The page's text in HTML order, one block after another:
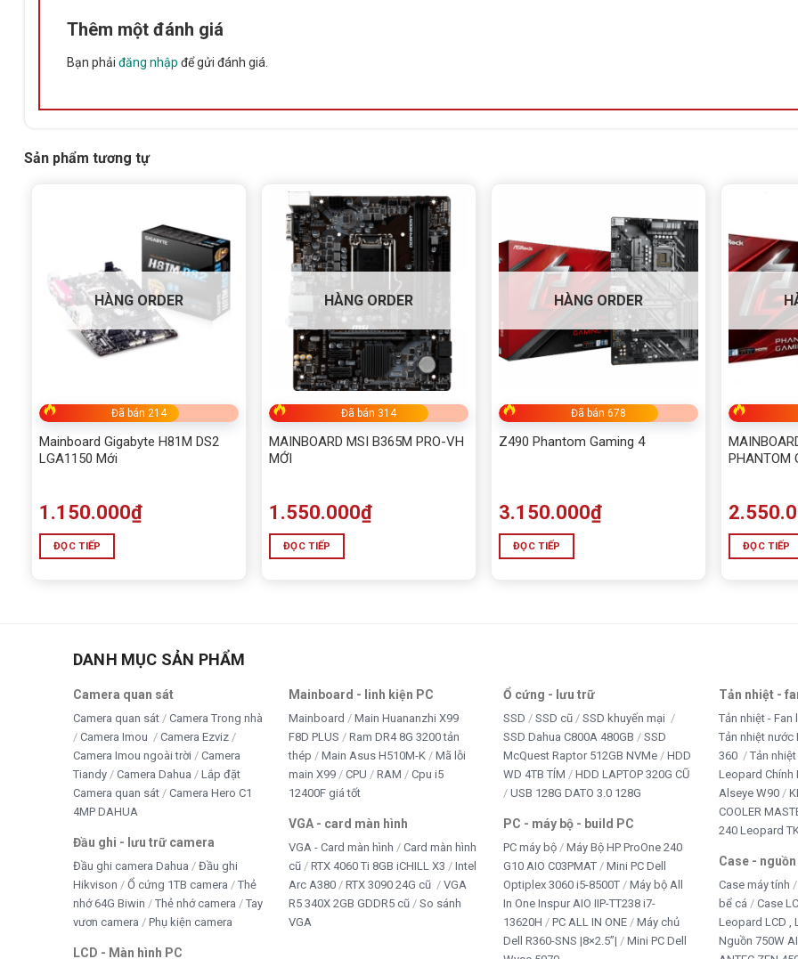
Thêm một đánh giá
Bạn phải đăng nhập để gửi đánh giá.
Sản phẩm tương tự
HÀNG ORDER
Đã bán 214
Mainboard Gigabyte H81M DS2
LGA1150 Mới
1.150.000₫
ĐỌC TIẾP
HÀNG ORDER
Đã bán 314
MAINBOARD MSI B365M PRO-VH
MỚI
1.550.000₫
ĐỌC TIẾP
HÀNG ORDER
Đã bán 678
Z490 Phantom Gaming 4
3.150.000₫
ĐỌC TIẾP
PHANTOM
ĐỌC TIẾP
DANH MỤC SẢN PHẨM
Camera quan sát
Camera quan sát
Camera Trong nhà
Camera Imou
Camera Ezviz
Camera Imou ngoài trời
Camera
Tiandy
Camera Dahua
Lắp đặt
Camera quan sát
Camera Hero C1
4MP DAHUA
Đầu ghi - lưu trữ camera
Đầu ghi camera Dahua
Đầu ghi
Hikvison
Ổ cứng 1TB camera
Thẻ
nhớ 64G Biwin
Thẻ nhớ camera
Tay
vươn camera
Phụ kiện camera
LCD - Màn hình PC
Mainboard - linh kiện PC
Mainboard
Main Huananzhi X99
F8D PLUS
Ram DR4 8G 3200 tản
thép
Main Asus H510M-K
Mã lỗi
main X99
CPU RAM
Cpu i5
12400F giá tốt
VGA - card màn hình
VGA - Card màn hình
Card màn hình
cũ
RTX 4060 Ti 8GB iCHILL X3
Intel
Arc A380
RTX 3090 24G cũ
VGA
R5 340X 2GB GDDR5 cũ
So sánh
VGA
Ổ cứng - lưu trữ
SSD SSD cũ
SSD khuyến mại
SSD Dahua C800A 480GB
SSD
McQuest Raptor 512GB NVMe
HDD
WD 4TB TÍM
HDD LAPTOP 320G CŨ
USB 128G DATO 3.0 128G
PC - máy bộ - build PC
PC máy bộ
Máy Bộ HP ProOne 240
G10 AIO C03PMAT
Mini PC Dell
Optiplex 3060 i5-8500T
Máy bộ All
In One Inspur AIO IIP-TT238 i7-
13620H
PC ALL IN ONE
Máy chủ
Dell R360-SNS |8×2.5”|
Mini PC Dell
Tản nhiệt -
Tản nhiệt - Fan
Tản nhiệt nước
360
Tản
Leopard Chính
Alseye W90
COOLER
240 Leopard
Case -
Case máy tính
bể cá
Case
Leopard LCD ,
Nguồn 750W